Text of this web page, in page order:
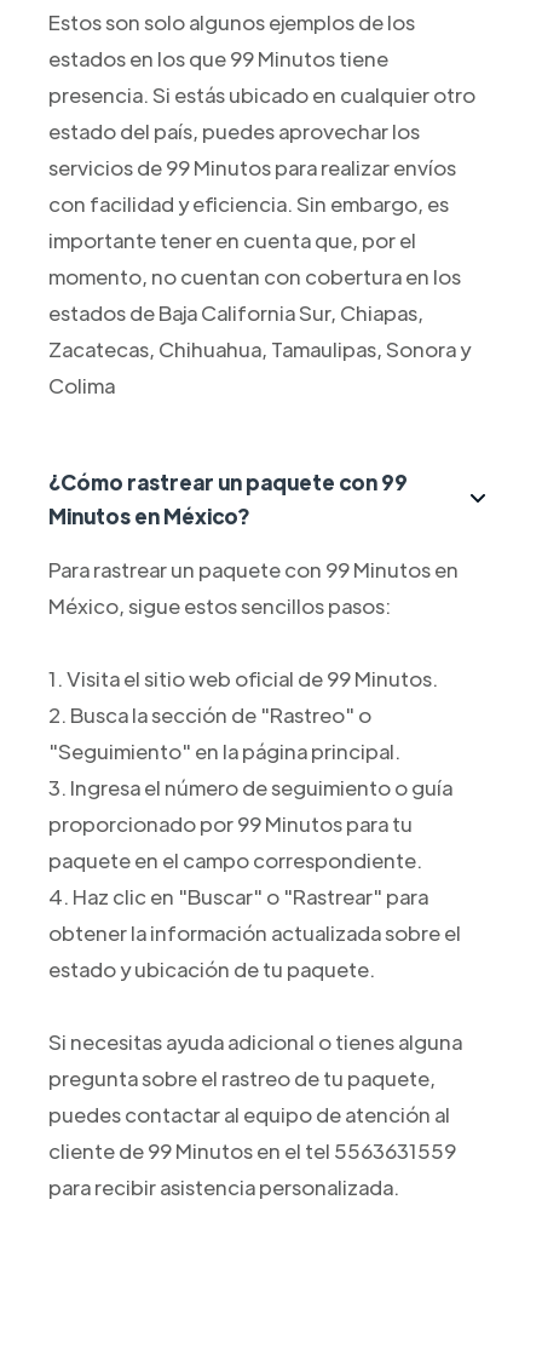
Estos son solo algunos ejemplos de los
estados en los que 99 Minutos tiene
presencia. Si estás ubicado en cualquier otro
estado del país, puedes aprovechar los
servicios de 99 Minutos para realizar envíos
con facilidad y eficiencia. Sin embargo, es
importante tener en cuenta que, por el
momento, no cuentan con cobertura en los
estados de Baja California Sur, Chiapas,
Zacatecas, Chihuahua, Tamaulipas, Sonora y
Colima
¿Cómo rastrear un paquete con 99
Minutos en México?
Para rastrear un paquete con 99 Minutos en
México, sigue estos sencillos pasos:
1. Visita el sitio web oficial de 99 Minutos.
2. Busca la sección de "Rastreo" o
"Seguimiento" en la página principal.
3. Ingresa el número de seguimiento o guía
proporcionado por 99 Minutos para tu
paquete en el campo correspondiente.
4. Haz clic en "Buscar" o "Rastrear" para
obtener la información actualizada sobre el
estado y ubicación de tu paquete.
Si necesitas ayuda adicional o tienes alguna
pregunta sobre el rastreo de tu paquete,
puedes contactar al equipo de atención al
cliente de 99 Minutos en el tel 5563631559
para recibir asistencia personalizada.